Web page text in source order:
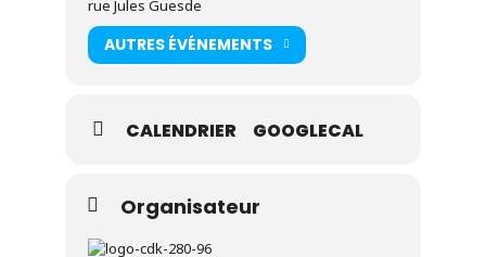
rue Jules Guesde
AUTRES ÉVÉNEMENTS
CALENDRIER GOOGLECAL
Organisateur